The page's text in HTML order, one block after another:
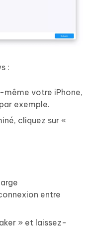
:
même votre iPhone,
exemple.
cliquez sur «
entre
» et laissez-